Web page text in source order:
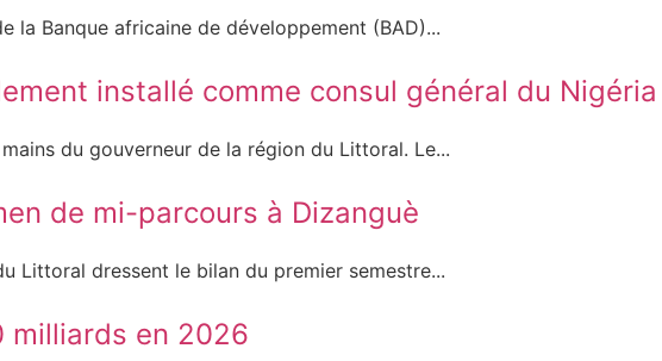
la Banque africaine de développement (BAD)...
installé comme consul général du Nigéria
du gouverneur de la région du Littoral. Le...
de mi-parcours à Dizanguè
Littoral dressent le bilan du premier semestre...
milliards en 2026